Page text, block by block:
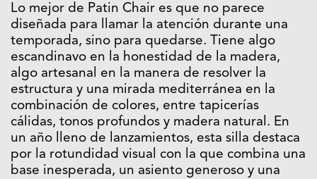
Lo mejor de Patin Chair es que no parece
diseñada para llamar la atención durante una
temporada, sino para quedarse. Tiene algo
escandinavo en la honestidad de la madera,
algo artesanal en la manera de resolver la
estructura y una mirada mediterránea en la
combinación de colores, entre tapicerías
cálidas, tonos profundos y madera natural. En
un año lleno de lanzamientos, esta silla destaca
por la rotundidad visual con la que combina una
base inesperada, un asiento generoso y una